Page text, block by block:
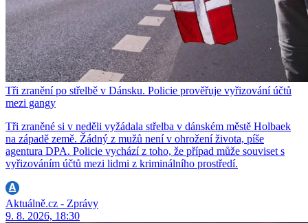
Tři zranění po střelbě v Dánsku. Policie prověřuje vyřizování účtů
mezi gangy
Tři zraněné si v neděli vyžádala střelba v dánském městě Holbaek
na západě země. Žádný z mužů není v ohrožení života, píše
agentura DPA. Policie vychází z toho, že případ může souviset s
vyřizováním účtů mezi lidmi z kriminálního prostředí.
Aktuálně.cz - Zprávy
9. 8. 2026, 18:30